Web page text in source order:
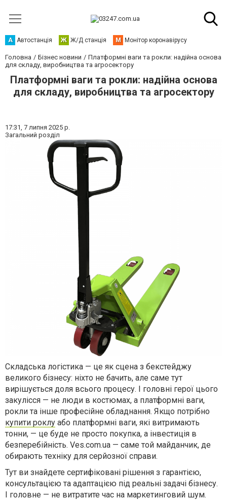
А Автостанція Ж Ж/Д станція М Монітор коронавірусу
Головна Бізнес новини
Платформні ваги та рокли: надійна основа
для складу, виробництва та агросектору
Платформні ваги та рокли: надійна основа
для складу, виробництва та агросектору
17:31, 7 липня 2025 р.
Загальний розділ
Складська логістика — це як сцена з бекстейджу
великого бізнесу: ніхто не бачить, але саме тут
вирішується доля всього процесу. І головні герої цього
закулісся — не люди в костюмах, а платформні ваги,
рокли та інше професійне обладнання. Якщо потрібно
купити роклу або платформні ваги, які витримають
тонни, — це буде не просто покупка, а інвестиція в
безперебійність. Ves.com.ua — саме той майданчик, де
обирають техніку для серйозної справи.
Тут ви знайдете сертифіковані рішення з гарантією,
консультацією та адаптацією під реальні задачі бізнесу.
І головне — не витратите час на маркетинговий шум.